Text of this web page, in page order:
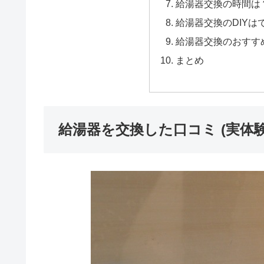
給湯器交換の時間は
給湯器交換のDIYは
給湯器交換のおす
まとめ
給湯器を交換した口コミ (実体